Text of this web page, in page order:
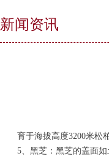
育于海拔高度3200米松柏
5、黑芝：黑芝的盖面如
新闻资讯